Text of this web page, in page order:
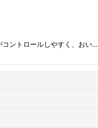
コントロールしやすく、おい…